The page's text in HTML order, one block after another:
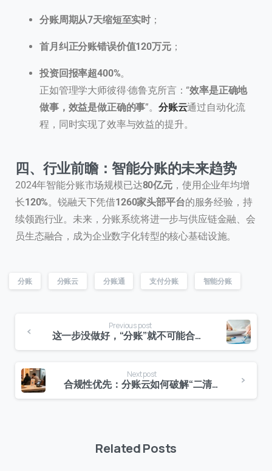
分账周期从7天缩短至实时 ；
首月纠正分账错误价值120万元；
投资回报率超400%。
正如管理学大师彼得·德鲁克所言：“效率是正确地
做事，效益是做正确的事”。 分账云通过自动化流
程，同时实现了效率与效益的提升。
四、行业前瞻：智能分账的未来趋势
2024年智能分账市场规模已达80亿元，使用企业年均增
长120%。锐融天下凭借1260家头部平台的服务经验，持
续领跑行业。未来，分账系统将进一步与供应链金融、会
员生态融合，成为企业数字化转型的核心基础设施。
分账 分账云 分账通 支付分账 智能分账
Previous post
这一步没做好，“分账”就不可能合规！
Next post
合规性优先：分账云如何破解“二清”风险？
Related Posts
联系我们
我们的团队会尽快回复。